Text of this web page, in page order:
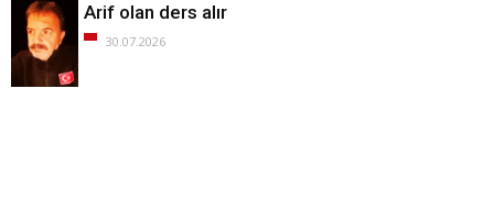
Arif olan ders alır
30.07.2026